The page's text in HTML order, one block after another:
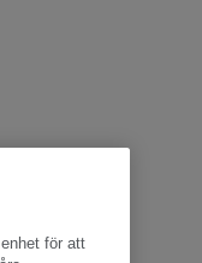
för att